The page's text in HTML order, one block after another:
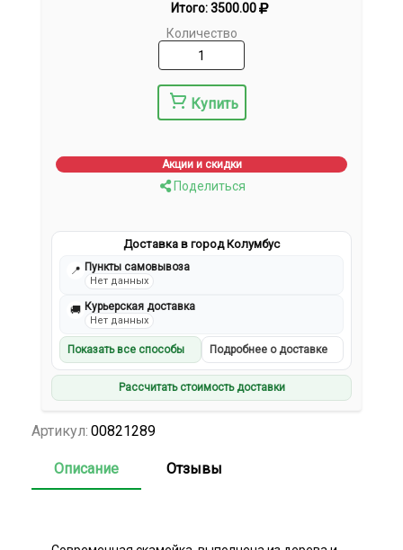
Итого:3500.00
Количество
Купить
Акции и скидки
Поделиться
Доставка в город Колумбус
📍 Пункты самовывоза
Нет данных
🚚 Курьерская доставка
Нет данных
Показать все способы Подробнее о доставке
Рассчитать стоимость доставки
Артикул: 00821289
Описание Отзывы